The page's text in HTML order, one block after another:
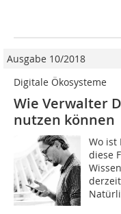
Ausgabe 10/2018
Digitale Ökosysteme
Wie Verwalter
nutzen können
Wo ist
diese